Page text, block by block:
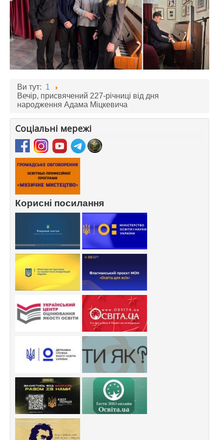
Ви тут: 1
Вечір, присвячений 227-річниці від дня
народження Адама Міцкевича
Соціальні мережі
Корисні посилання